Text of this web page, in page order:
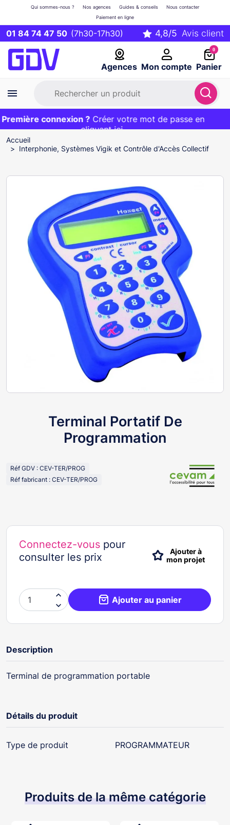
01 84 74 47 50 (7h30-17h30)
Agences Mon compte
Qui sommes-nous ? Nos agences Guides & conseils
Nous contacter
Paiement en ligne
0
Panier
Première commande ?20€ OFFERT sur votre panier
et livraison 24/48h gratuite avec le codeBIENVENUE
connexion ?Créer votre mot de passe en
cliquant ici
EXCLU WEB :
Accueil
Interphonie, Systèmes Vigik et Contrôle d'Accès Collectif
Terminal Portatif De
Programmation
Réf GDV : CEV-TER/PROG
Réf fabricant : CEV-TER/PROG
Connectez-vous pour
consulter les prix
Ajouter à
mon projet

 Ajouter au panier
Description
Terminal de programmation portable
Détails du produit
Type de produit PROGRAMMATEUR
Produits de la même catégorie